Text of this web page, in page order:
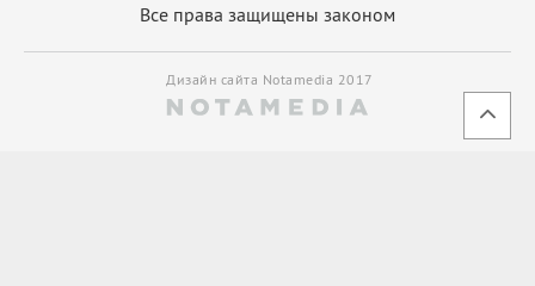
Все права защищены законом
Дизайн сайта Notamedia 2017